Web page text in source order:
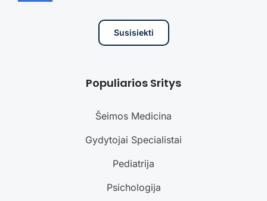
Susisiekti
Populiarios Sritys
Šeimos Medicina
Gydytojai Specialistai
Pediatrija
Psichologija